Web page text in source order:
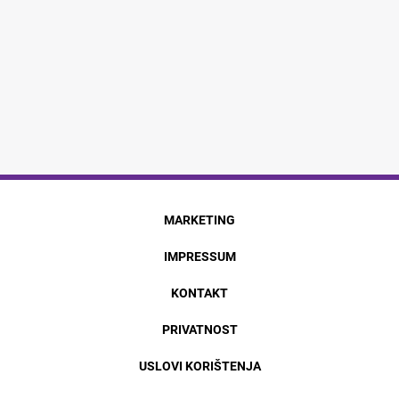
MARKETING
IMPRESSUM
KONTAKT
PRIVATNOST
USLOVI KORIŠTENJA